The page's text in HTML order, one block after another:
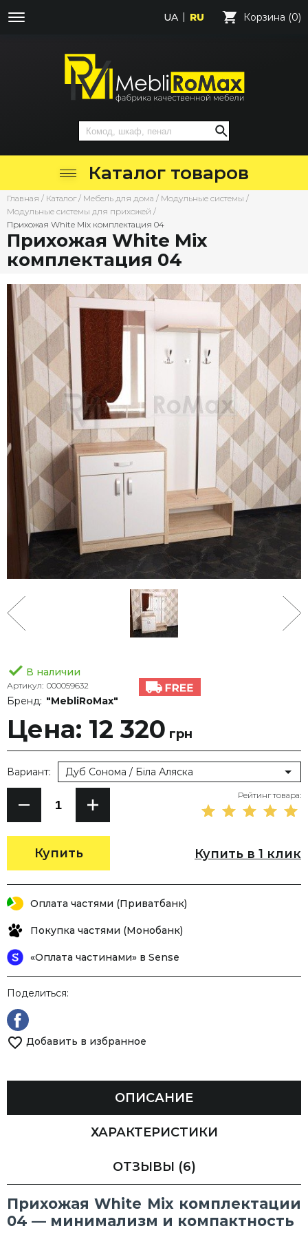
UA RU Корзина (0)
Каталог товаров
Главная / Каталог / Мебель для дома / Модульные системы /
Модульные системы для прихожей /
Прихожая White Mix комплектация 04
Прихожая White Mix
комплектация 04
В наличии
Артикул: 000059632
Бренд: "MebliRoMax"
Цена: 12 320 грн
Купить
Вариант: Дуб Сонома / Біла Аляска
Рейтинг товара:
Купить в 1 клик
Оплата частями (Приватбанк)
Покупка частями (Монобанк)
«Оплата частинами» в Sense
Поделиться:
Добавить в избранное
ОПИСАНИЕ
ХАРАКТЕРИСТИКИ
ОТЗЫВЫ (6)
Прихожая White Mix комплектации
04 — минимализм и компактность